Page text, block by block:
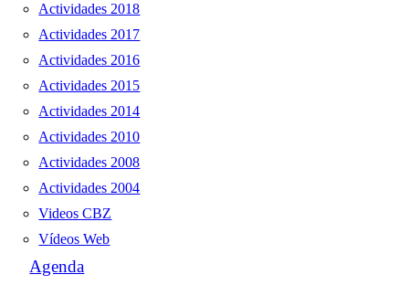
Actividades 2018
Actividades 2017
Actividades 2016
Actividades 2015
Actividades 2014
Actividades 2010
Actividades 2008
Actividades 2004
Videos CBZ
Vídeos Web
Agenda